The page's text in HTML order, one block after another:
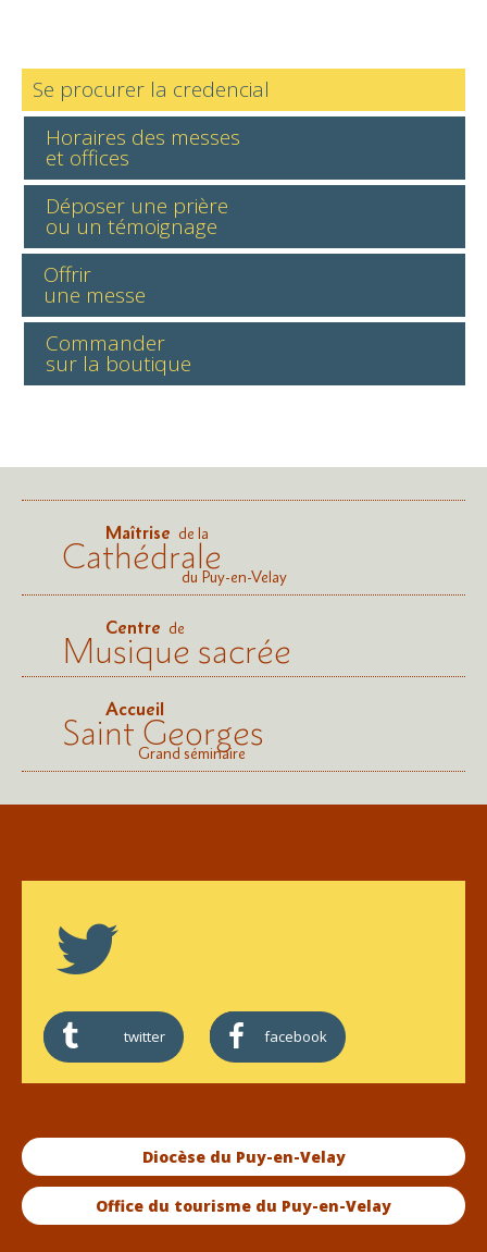
Se procurer la credencial
Horaires des messes
et offices
Déposer une prière
ou un témoignage
Offrir
une messe
Commander
sur la boutique
Maîtrise de la
Cathédraledu Puy-en-Velay
Centre de
Musique sacrée
Accueil
Saint Georges
Grand séminaire
twitter facebook
Diocèse du Puy-en-Velay
Office du tourisme du Puy-en-Velay